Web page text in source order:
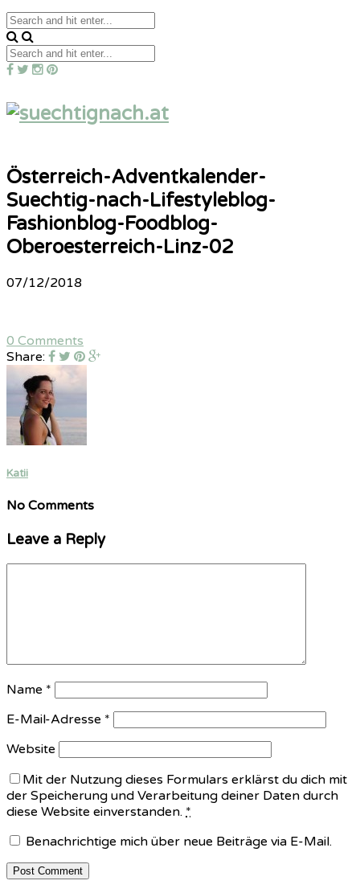
Österreich-Adventkalender-
Suechtig-nach-Lifestyleblog-
Fashionblog-Foodblog-
Oberoesterreich-Linz-02
07/12/2018
0 Comments
Share:
Katii
No Comments
Leave a Reply
Name *
E-Mail-Adresse *
Website
Mit der Nutzung dieses Formulars erklärst du dich mit
der Speicherung und Verarbeitung deiner Daten durch
diese Website einverstanden. *
Benachrichtige mich über neue Beiträge via E-Mail.